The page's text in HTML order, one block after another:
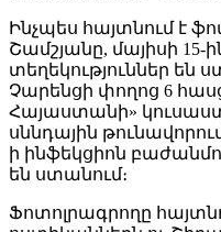
Ինչպես հայտնում է
Շամշյանը, մայիսի 15-
տեղեկություններ են
Չարենցի փողոց 6
Հայաստանի»
սննդային
ի ինֆեկցիոն
են ստանում։
Ֆոտոլրագրողը